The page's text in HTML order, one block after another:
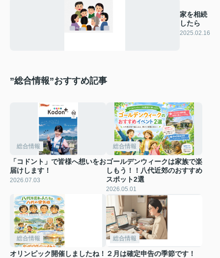
家を相続
したら
2025.02.16
”総合情報”おすすめ記事
総合情報
「コドント」で皆様へ想いをお
届けします！
2026.07.03
総合情報
ゴールデンウィークは家族で楽
しもう！！八代近郊のおすすめ
スポット2選
2026.05.01
総合情報
オリンピック開催しましたね！
総合情報
２月は確定申告の季節です！